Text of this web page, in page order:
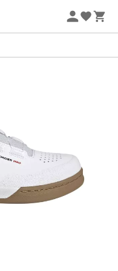
produits* code Summer5
Extra - Code Summer5